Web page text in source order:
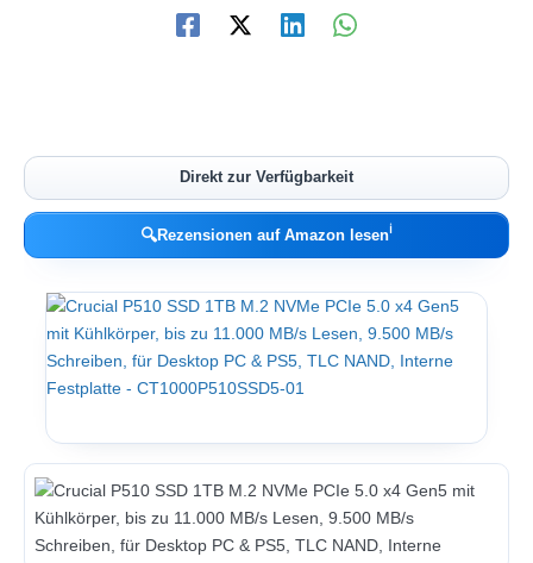
Direkt zur Verfügbarkeit
🔍Rezensionen auf Amazon lesenℹ︎